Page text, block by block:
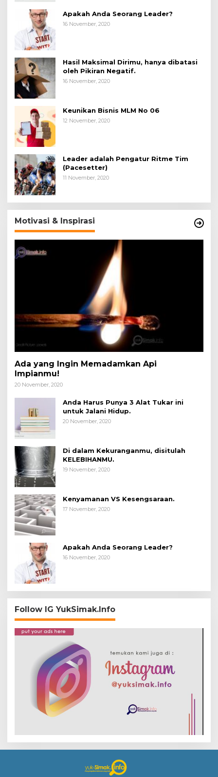
Apakah Anda Seorang Leader?
16 November, 2020
Hasil Maksimal Dirimu, hanya dibatasi
oleh Pikiran Negatif.
16 November, 2020
Keunikan Bisnis MLM No 06
12 November, 2020
Leader adalah Pengatur Ritme Tim
(Pacesetter)
11 November, 2020
Motivasi & Inspirasi
Ada yang Ingin Memadamkan Api
Impianmu!
20 November, 2020
Anda Harus Punya 3 Alat Tukar ini
untuk Jalani Hidup.
20 November, 2020
Di dalam Kekuranganmu, disitulah
KELEBIHANMU.
19 November, 2020
Kenyamanan VS Kesengsaraan.
17 November, 2020
Apakah Anda Seorang Leader?
16 November, 2020
Follow IG YukSimak.Info